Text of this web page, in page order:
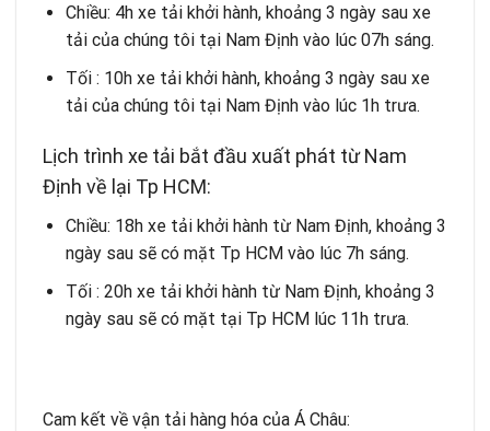
Chiều: 4h xe tải khởi hành, khoảng 3 ngày sau xe
tải của chúng tôi tại Nam Định vào lúc 07h sáng.
Tối : 10h xe tải khởi hành, khoảng 3 ngày sau xe
tải của chúng tôi tại Nam Định vào lúc 1h trưa.
Lịch trình xe tải bắt đầu xuất phát từ Nam
Định về lại Tp HCM:
Chiều: 18h xe tải khởi hành từ Nam Định, khoảng 3
ngày sau sẽ có mặt Tp HCM vào lúc 7h sáng.
Tối : 20h xe tải khởi hành từ Nam Định, khoảng 3
ngày sau sẽ có mặt tại Tp HCM lúc 11h trưa.
Cam kết về vận tải hàng hóa của Á Châu: